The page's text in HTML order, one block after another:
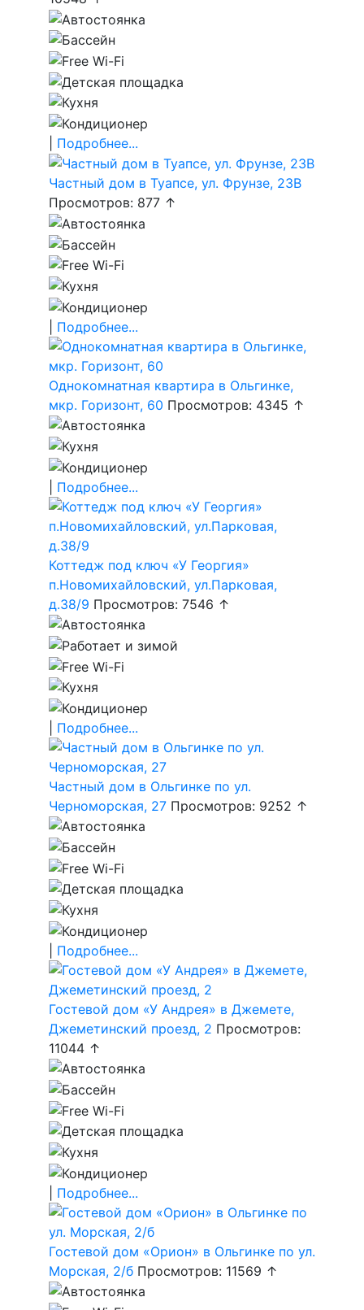
Подробнее...
Частный дом в Туапсе, ул. Фрунзе, 23В
Просмотров: 877 ↑
Подробнее...
Однокомнатная квартира в Ольгинке,
мкр. Горизонт, 60 Просмотров: 4345 ↑
Подробнее...
Коттедж под ключ «У Георгия»
п.Новомихайловский, ул.Парковая,
д.38/9 Просмотров: 7546 ↑
Подробнее...
Частный дом в Ольгинке по ул.
Черноморская, 27 Просмотров: 9252 ↑
Подробнее...
Гостевой дом «У Андрея» в Джемете,
Джеметинский проезд, 2 Просмотров:
11044 ↑
Подробнее...
Гостевой дом «Орион» в Ольгинке по ул.
Морская, 2/б Просмотров: 11569 ↑